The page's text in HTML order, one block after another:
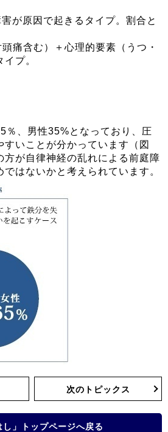
が原因で起きるタイプ。割合と
痛含む）＋心理的要素（うつ・
プ。
％、男性35%となっており、圧
いことが分かっています（図
方が自律神経の乱れによる前庭障
はないかと考えられています。
次のトピックス
し」トップページへ戻る